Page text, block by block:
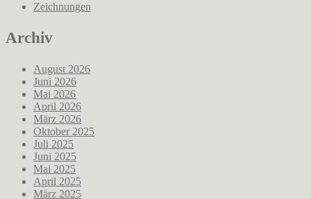
Zeichnungen
Archiv
August 2026
Juni 2026
Mai 2026
April 2026
März 2026
Oktober 2025
Juli 2025
Juni 2025
Mai 2025
April 2025
März 2025